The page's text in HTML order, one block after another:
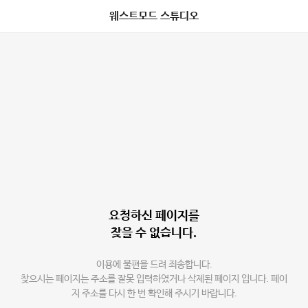
웨스트모드 스튜디오
요청하신 페이지를
찾을 수 없습니다.
이용에 불편을 드려 죄송합니다.
찾으시는 페이지는 주소를 잘못 입력하였거나 삭제된 페이지 입니다. 페이
지 주소를 다시 한 번 확인해 주시기 바랍니다.